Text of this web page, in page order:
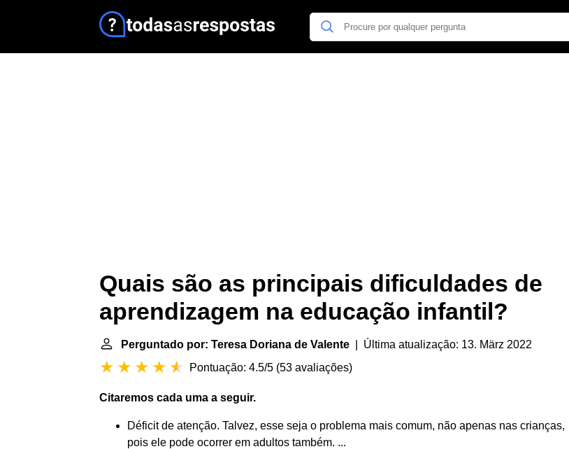
Quais são as principais dificuldades de
aprendizagem na educação infantil?
Perguntado por: Teresa Doriana de Valente | Última atualização: 13. März 2022
Pontuação: 4.5/5 (53 avaliações)
Citaremos cada uma a seguir.
Déficit de atenção. Talvez, esse seja o problema mais comum, não apenas nas crianças,
pois ele pode ocorrer em adultos também. ...